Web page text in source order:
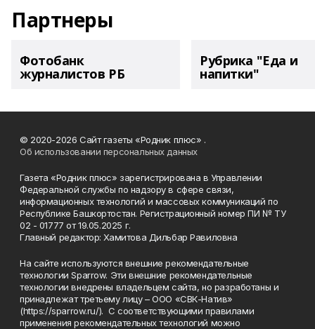
Партнеры
Фотобанк
журналистов РБ
Рубрика "Еда и
напитки"
© 2020-2026 Сайт газеты «Родник плюс» .
Об использовании персональных данных
Газета «Родник плюс» зарегистрирована в Управлении
Федеральной службы по надзору в сфере связи,
информационных технологий и массовых коммуникаций по
Республике Башкортостан. Регистрационный номер ПИ № ТУ
02 - 01777 от 19.05.2025 г.
Главный редактор: Хамитова Дильбар Равиловна
На сайте используются внешние рекомендательные
технологии Sparrow. Эти внешние рекомендательные
технологии внедрены владельцем сайта, но разработаны и
принадлежат третьему лицу – ООО «СВК-Натив»
(https://sparrow.ru/). С соответствующими правилами
применения рекомендательных технологий можно